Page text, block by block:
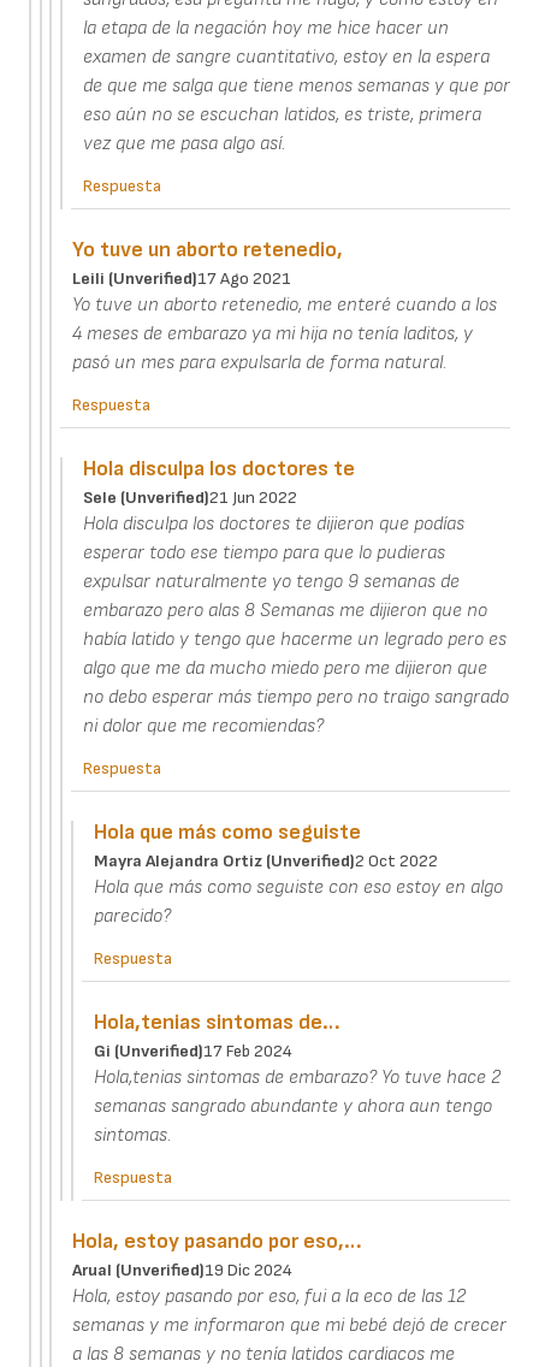
la etapa de la negación hoy me hice hacer un
examen de sangre cuantitativo, estoy en la espera
de que me salga que tiene menos semanas y que por
eso aún no se escuchan latidos, es triste, primera
vez que me pasa algo así.
Respuesta
Yo tuve un aborto retenedio,
Leili (unverified)17 Ago 2021
Yo tuve un aborto retenedio, me enteré cuando a los
4 meses de embarazo ya mi hija no tenía laditos, y
pasó un mes para expulsarla de forma natural.
Respuesta
Hola disculpa los doctores te
Sele (unverified)21 Jun 2022
Hola disculpa los doctores te dijieron que podías
esperar todo ese tiempo para que lo pudieras
expulsar naturalmente yo tengo 9 semanas de
embarazo pero alas 8 Semanas me dijieron que no
había latido y tengo que hacerme un legrado pero es
algo que me da mucho miedo pero me dijieron que
no debo esperar más tiempo pero no traigo sangrado
ni dolor que me recomiendas?
Respuesta
Hola que más como seguiste
Mayra Alejandra Ortiz (unverified)2 Oct 2022
Hola que más como seguiste con eso estoy en algo
parecido?
Respuesta
Hola,tenias sintomas de…
Gi (unverified)17 Feb 2024
Hola,tenias sintomas de embarazo? Yo tuve hace 2
semanas sangrado abundante y ahora aun tengo
sintomas.
Respuesta
Hola, estoy pasando por eso,…
Arual (unverified)19 Dic 2024
Hola, estoy pasando por eso, fui a la eco de las 12
semanas y me informaron que mi bebé dejó de crecer
a las 8 semanas y no tenía latidos cardiacos me